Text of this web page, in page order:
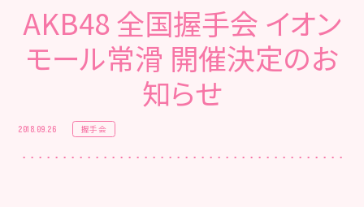
AKB48 全国握手会 イオン
モール常滑 開催決定のお
知らせ
2018.09.26 握手会